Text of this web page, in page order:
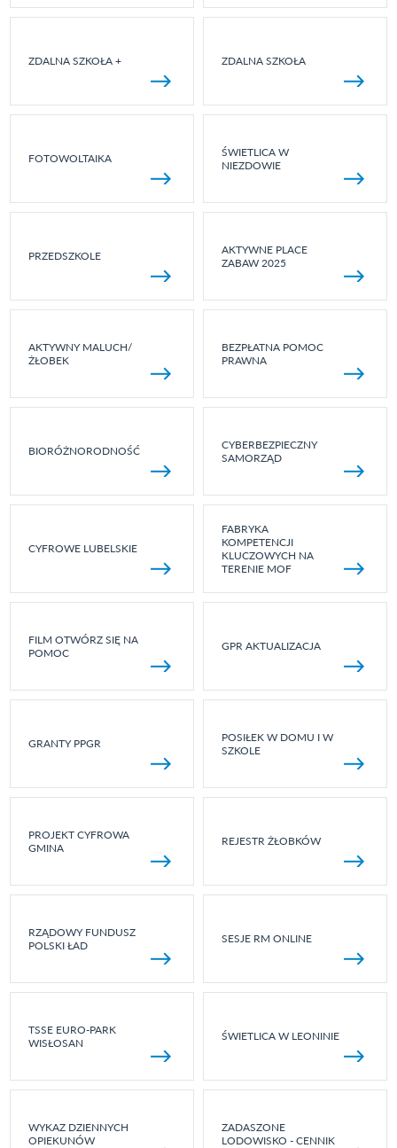
ZDALNA SZKOŁA + ZDALNA SZKOŁA
FOTOWOLTAIKA
ŚWIETLICA W
NIEZDOWIE
PRZEDSZKOLE
AKTYWNE PLACE
ZABAW 2025
AKTYWNY MALUCH/
ŻŁOBEK
BEZPŁATNA POMOC
PRAWNA
BIORÓŻNORODNOŚĆ
CYBERBEZPIECZNY
SAMORZĄD
CYFROWE LUBELSKIE
FABRYKA
KOMPETENCJI
KLUCZOWYCH NA
TERENIE MOF
FILM OTWÓRZ SIĘ NA
POMOC
GPR AKTUALIZACJA
GRANTY PPGR
POSIŁEK W DOMU I W
SZKOLE
PROJEKT CYFROWA
GMINA
REJESTR ŻŁOBKÓW
RZĄDOWY FUNDUSZ
POLSKI ŁAD
SESJE RM ONLINE
TSSE EURO-PARK
WISŁOSAN
ŚWIETLICA W LEONINIE
WYKAZ DZIENNYCH
OPIEKUNÓW
ZADASZONE
LODOWISKO - CENNIK